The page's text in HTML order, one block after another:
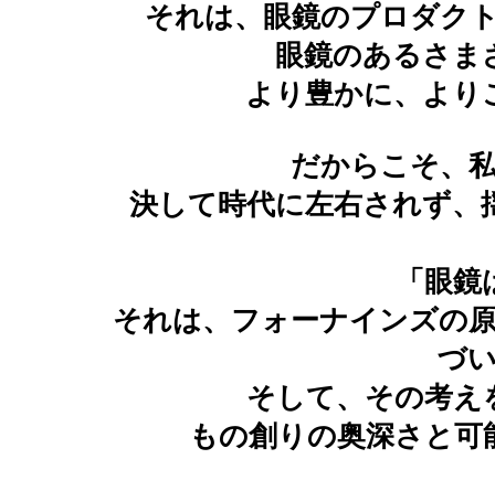
それは、眼鏡のプロダク
眼鏡のあるさ
より豊かに、よ
だからこそ、
決して時代に左右されず
「眼
それは、フォーナインズの
づ
そして、その考
もの創りの奥深さと